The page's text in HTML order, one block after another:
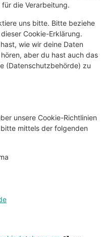
die Verarbeitung.
uns bitte. Bitte beziehe
Cookie-Erklärung.
wie wir deine Daten
aber du hast auch das
(Datenschutzbehörde) zu
unsere Cookie-Richtlinien
mittels der folgenden